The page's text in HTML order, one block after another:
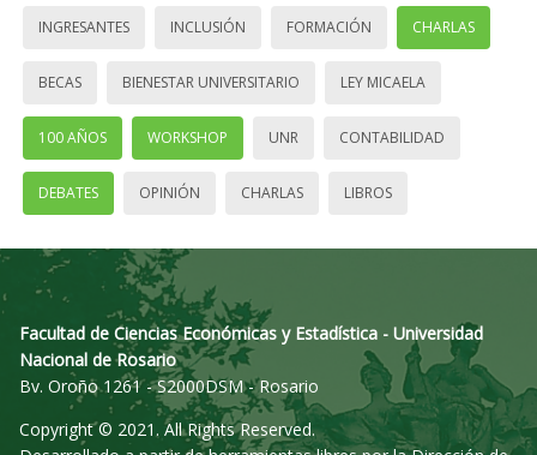
INGRESANTES INCLUSIÓN FORMACIÓN CHARLAS
BECAS BIENESTAR UNIVERSITARIO LEY MICAELA
100 AÑOS WORKSHOP UNR CONTABILIDAD
DEBATES OPINIÓN CHARLAS LIBROS
Facultad de Ciencias Económicas y Estadística - Universidad
Nacional de Rosario
Bv. Oroño 1261 - S2000DSM - Rosario
Copyright © 2021. All Rights Reserved.